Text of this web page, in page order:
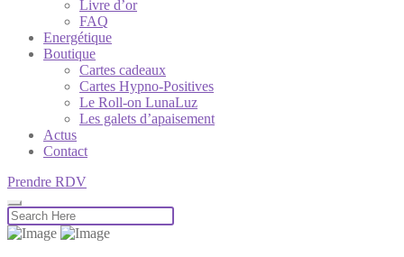
Livre d’or
FAQ
Energétique
Boutique
Cartes cadeaux
Cartes Hypno-Positives
Le Roll-on LunaLuz
Les galets d’apaisement
Actus
Contact
Prendre RDV